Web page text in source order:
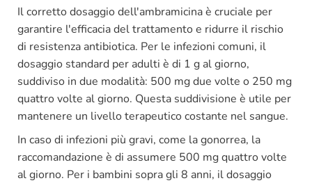
Il corretto dosaggio dell'ambramicina è cruciale per
garantire l'efficacia del trattamento e ridurre il rischio
di resistenza antibiotica. Per le infezioni comuni, il
dosaggio standard per adulti è di 1 g al giorno,
suddiviso in due modalità: 500 mg due volte o 250 mg
quattro volte al giorno. Questa suddivisione è utile per
mantenere un livello terapeutico costante nel sangue.
In caso di infezioni più gravi, come la gonorrea, la
raccomandazione è di assumere 500 mg quattro volte
al giorno. Per i bambini sopra gli 8 anni, il dosaggio